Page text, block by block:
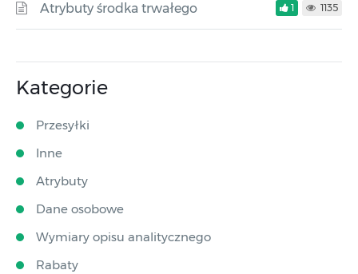
Atrybuty środka trwałego 1 1135
Kategorie
Przesyłki
Inne
Atrybuty
Dane osobowe
Wymiary opisu analitycznego
Rabaty